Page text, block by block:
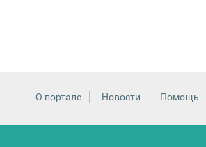
О портале Новости Помощь